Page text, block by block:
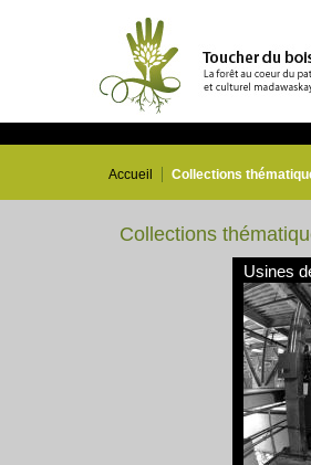
Accueil Collections
Collections
Usines